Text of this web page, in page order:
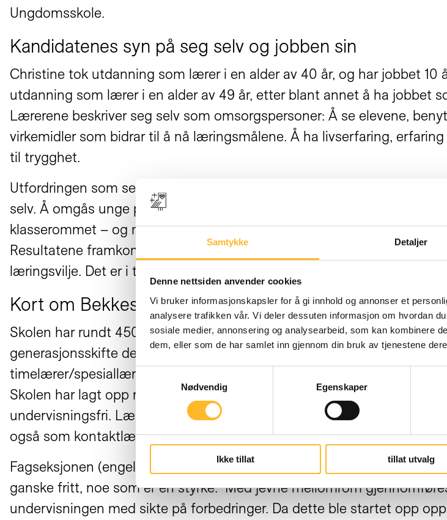
Samtykke Detaljer
Denne nettsiden anvender cookies
Vi bruker informasjonskapsler for å gi innhold og annonser et
analysere trafikken vår. Vi deler dessuten informasjon om hvordan
sosiale medier, annonsering og analysearbeid, som kan kombinere
dem, eller som de har samlet inn gjennom din bruk av tjenestene
Samtykkevalg
Nødvendig
Egenskaper
Ikke tillat tillat utvalg
Ungdomsskole.
Kandidatenes syn på seg selv og jobben sin
Christine tok utdanning som lærer i en alder av 40 år, og har jobbet 10
utdanning som lærer i en alder av 49 år, etter blant annet å ha jobbet
Lærerene beskriver seg selv som omsorgspersoner: Å se elevene,
virkemidler som bidrar til å nå læringsmålene. Å ha livserfaring,
til trygghet.
Utfordringen som senior med lang er faring er å holde vedlike det
selv. Å omgås unge personer gir energi. Læreryrket kan
klasserommet – og møter et krevende «publikum», hver dag.
Resultatene framkommer også fordi elevmassen har god faglig
læringsvilje. Det er i tillegg gode relasjoner med foreldrene.
Kort om Bekkestua Ungdomsskole
Skolen har rundt 450 elever og 40 lærere. Alderssammensetningen i
generasjonsskifte de senere årene. Skolen har et antall seniorer
timelærer/spesiallærer.
Skolen har lagt opp rutiner som gjør det lettere å fortsette i full
undervisningsfri. Lærerne har samtaler med rektor årlig.
også som kontaktlærer for trinnet.
Fagseksjonen (engelsk) møtes ukentlig for å fastsette læringsmål for
ganske fritt, noe som er en styrke. Med jevne mellomrom
undervisningen med sikte på forbedringer. Da dette ble startet opp